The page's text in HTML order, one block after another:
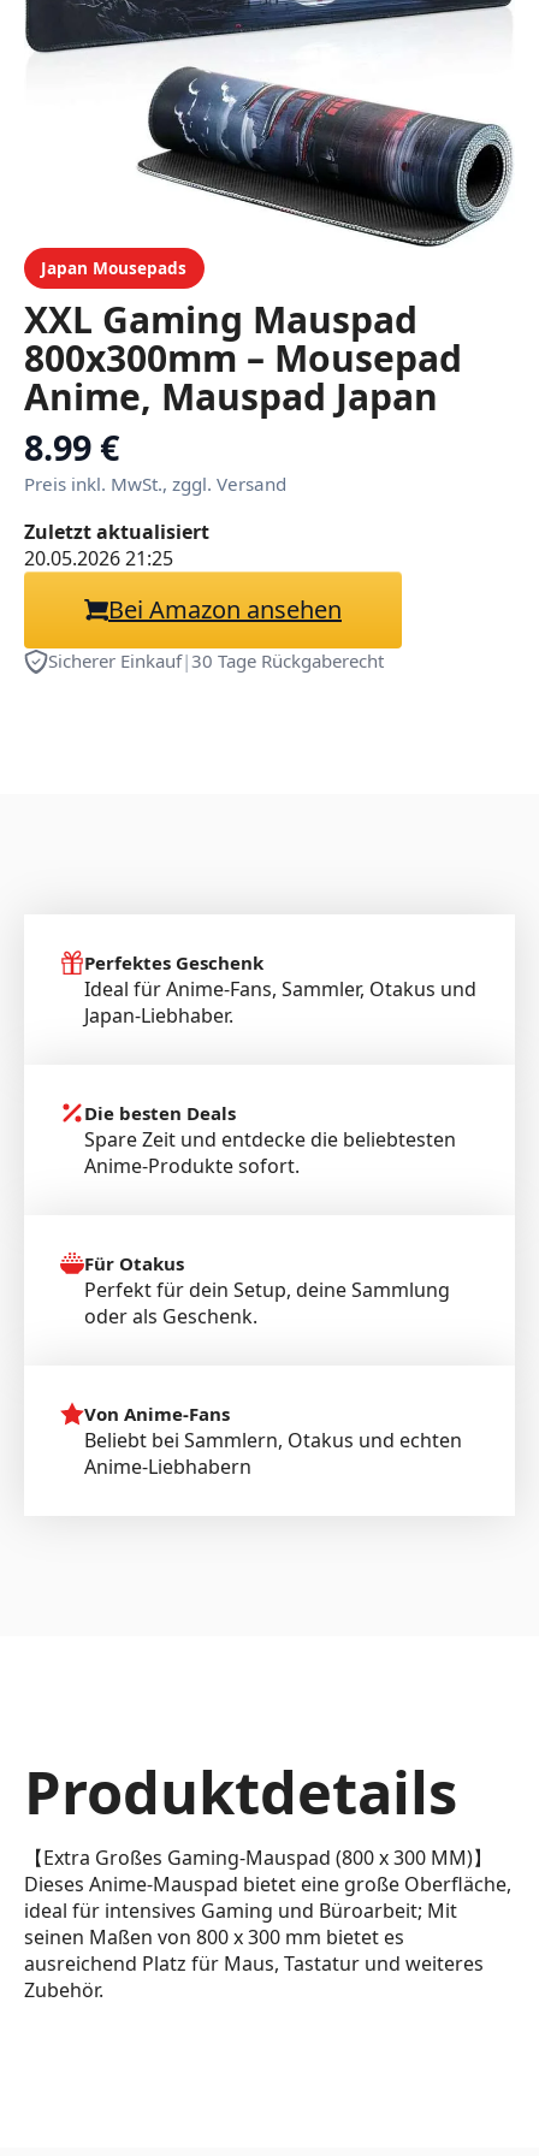
Japan Mousepads
XXL Gaming Mauspad
800x300mm – Mousepad
Anime, Mauspad Japan
Style, XL Desk Pad,
rutschfeste
Schreibtischunterlage mit
Wasserdichter für
PC/Laptop, Optimiert für
Präzises Gaming &
Büroarbeit
8.99 €
Preis inkl. MwSt., zggl. Versand
Zuletzt aktualisiert
20.05.2026 21:25
Bei Amazon ansehen
Sicherer Einkauf|30 Tage Rückgaberecht
Perfektes Geschenk
Ideal für Anime-Fans, Sammler, Otakus und
Japan-Liebhaber.
Die besten Deals
Spare Zeit und entdecke die beliebtesten
Anime-Produkte sofort.
Für Otakus
Perfekt für dein Setup, deine Sammlung
oder als Geschenk.
Von Anime-Fans
Beliebt bei Sammlern, Otakus und echten
Anime-Liebhabern
Produktdetails
【Extra Großes Gaming-Mauspad (800 x 300 MM)】
Dieses Anime-Mauspad bietet eine große Oberfläche,
ideal für intensives Gaming und Büroarbeit; Mit
seinen Maßen von 800 x 300 mm bietet es
ausreichend Platz für Maus, Tastatur und weiteres
Zubehör.